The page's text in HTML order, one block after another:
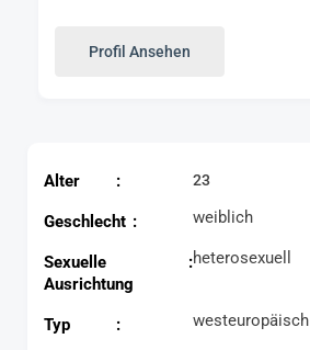
Profil Ansehen
Alter 23
Geschlecht weiblich
Sexuelle
Ausrichtung
heterosexuell
Typ westeuropäisch